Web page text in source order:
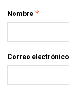
Nombre *
Correo electrónico